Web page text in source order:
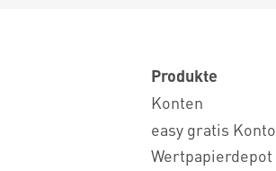
Produkte
Konten
easy gratis Konto
Wertpapierdepot